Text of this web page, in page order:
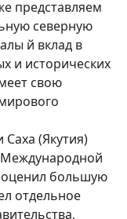
представляем
северную
й вклад в
и исторических
свою
Саха (Якутия)
оценил большую
отдельное